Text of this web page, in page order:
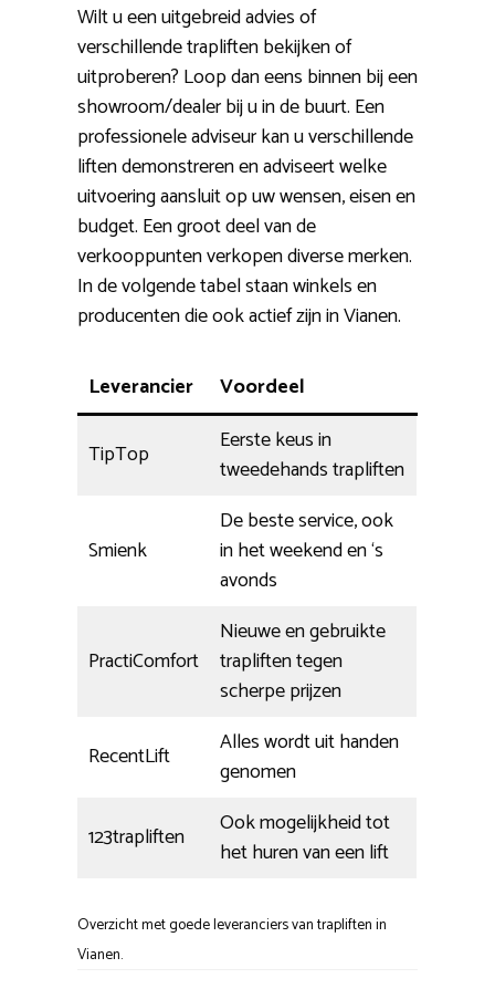
Wilt u een uitgebreid advies of
verschillende trapliften bekijken of
uitproberen? Loop dan eens binnen bij een
showroom/dealer bij u in de buurt. Een
professionele adviseur kan u verschillende
liften demonstreren en adviseert welke
uitvoering aansluit op uw wensen, eisen en
budget. Een groot deel van de
verkooppunten verkopen diverse merken.
In de volgende tabel staan winkels en
producenten die ook actief zijn in Vianen.
Leverancier Voordeel
TipTop
Eerste keus in
tweedehands trapliften
Smienk
De beste service, ook
in het weekend en ‘s
avonds
PractiComfort
Nieuwe en gebruikte
trapliften tegen
scherpe prijzen
RecentLift
Alles wordt uit handen
genomen
123trapliften
Ook mogelijkheid tot
het huren van een lift
Overzicht met goede leveranciers van trapliften in
Vianen.